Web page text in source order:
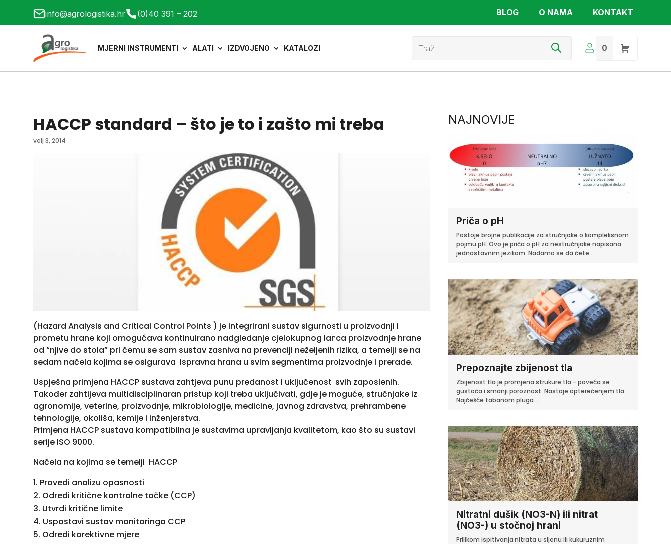
info@agrologistika.hr (0)40 391 – 202 BLOG O NAMA KONTAKT
MJERNI INSTRUMENTI ALATI IZDVOJENO KATALOZI
Products
search 0
HACCP standard – što je to i zašto mi treba
velj 3, 2014
(Hazard Analysis and Critical Control Points ) je integrirani sustav sigurnosti u proizvodnji i
prometu hrane koji omogućava kontinuirano nadgledanje cjelokupnog lanca proizvodnje hrane
od “njive do stola” pri čemu se sam sustav zasniva na prevenciji neželjenih rizika, a temelji se na
sedam načela kojima se osigurava ispravna hrana u svim segmentima proizvodnje i prerade.
Uspješna primjena HACCP sustava zahtjeva punu predanost i uključenost svih zaposlenih.
Također zahtijeva multidisciplinaran pristup koji treba uključivati, gdje je moguće, stručnjake iz
agronomije, veterine, proizvodnje, mikrobiologije, medicine, javnog zdravstva, prehrambene
tehnologije, okoliša, kemije i inženjerstva.
Primjena HACCP sustava kompatibilna je sustavima upravljanja kvalitetom, kao što su sustavi
serije ISO 9000.
Načela na kojima se temelji HACCP
Provedi analizu opasnosti
Odredi kritične kontrolne točke (CCP)
Utvrdi kritične limite
Uspostavi sustav monitoringa CCP
Odredi korektivne mjere
NAJNOVIJE
Priča o pH
Postoje brojne publikacije za stručnjake o kompleksnom
pojmu pH. Ovo je priča o pH za nestručnjake napisana
jednostavnim jezikom. Nadamo se da ćete...
Prepoznajte zbijenost tla
Zbijenost tla je promjena strukure tla - poveća se
gustoća i smanji poroznost. Nastaje opterećenjem tla.
Najčešće tabanom pluga...
Nitratni dušik (NO3-N) ili nitrat
(NO3-) u stočnoj hrani
Prilikom ispitivanja nitrata u sijenu ili kukuruznim